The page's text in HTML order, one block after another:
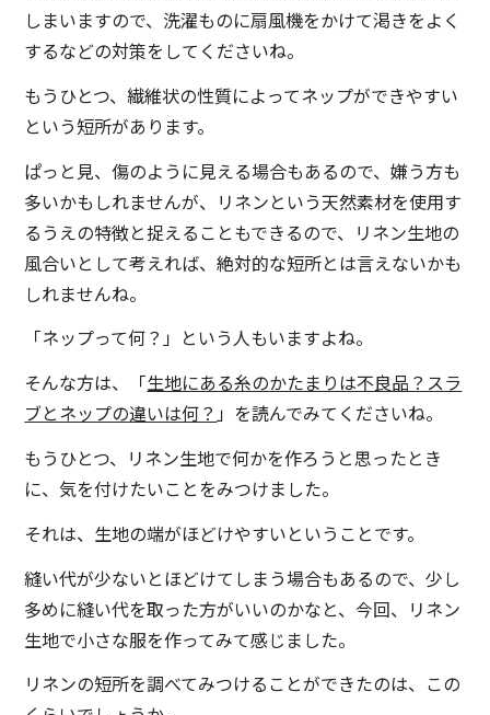
しまいますので、洗濯ものに扇風機をかけて渇きをよく
するなどの対策をしてくださいね。
もうひとつ、繊維状の性質によってネップができやすい
という短所があります。
ぱっと見、傷のように見える場合もあるので、嫌う方も
多いかもしれませんが、リネンという天然素材を使用す
るうえの特徴と捉えることもできるので、リネン生地の
風合いとして考えれば、絶対的な短所とは言えないかも
しれませんね。
「ネップって何？」という人もいますよね。
そんな方は、「生地にある糸のかたまりは不良品？スラ
ブとネップの違いは何？ 」を読んでみてくださいね。
もうひとつ、リネン生地で何かを作ろうと思ったとき
に、気を付けたいことをみつけました。
それは、生地の端がほどけやすいということです。
縫い代が少ないとほどけてしまう場合もあるので、少し
多めに縫い代を取った方がいいのかなと、今回、リネン
生地で小さな服を作ってみて感じました。
リネンの短所を調べてみつけることができたのは、この